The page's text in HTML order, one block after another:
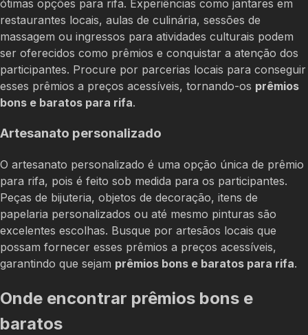
ótimas opções para rifa. Experiências como jantares em
restaurantes locais, aulas de culinária, sessões de
massagem ou ingressos para atividades culturais podem
ser oferecidos como prêmios e conquistar a atenção dos
participantes. Procure por parcerias locais para conseguir
esses prêmios a preços acessíveis, tornando-os prêmios
bons e baratos para rifa.
Artesanato personalizado
O artesanato personalizado é uma opção única de prêmio
para rifa, pois é feito sob medida para os participantes.
Peças de bijuteria, objetos de decoração, itens de
papelaria personalizados ou até mesmo pinturas são
excelentes escolhas. Busque por artesãos locais que
possam fornecer esses prêmios a preços acessíveis,
garantindo que sejam prêmios bons e baratos para rifa.
Onde encontrar prêmios bons e
baratos